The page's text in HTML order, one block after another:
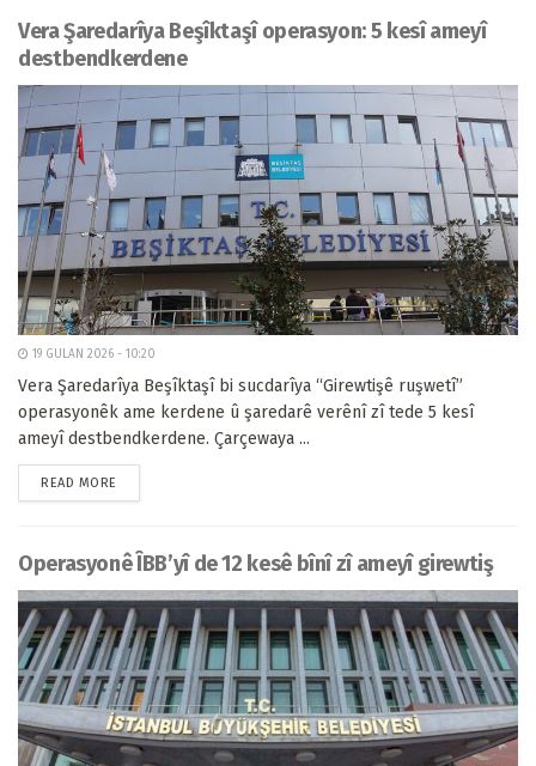
Vera Şaredarîya Beşîktaşî operasyon: 5 kesî ameyî
destbendkerdene
19 GULAN 2026 - 10:20
Vera Şaredarîya Beşîktaşî bi sucdarîya “Girewtişê ruşwetî”
operasyonêk ame kerdene û şaredarê verênî zî tede 5 kesî
ameyî destbendkerdene. Çarçewaya ...
READ MORE
Operasyonê ÎBB’yî de 12 kesê bînî zî ameyî girewtiş